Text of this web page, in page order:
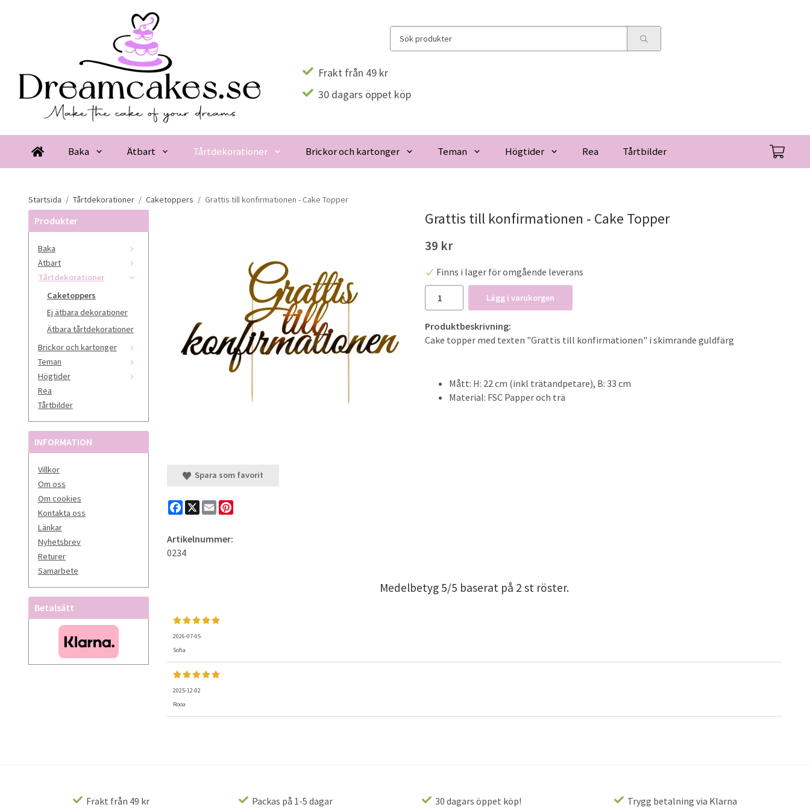
Frakt från 49 kr
30 dagars öppet köp
Baka Ätbart Tårtdekorationer Brickor och kartonger Teman Högtider Rea Tårtbilder
Startsida / Tårtdekorationer / Caketoppers / Grattis till konfirmationen - Cake Topper
Produkter
Baka
Ätbart
Tårtdekorationer
Caketoppers
Ej ätbara dekorationer
Ätbara tårtdekorationer
Brickor och kartonger
Teman
Högtider
Rea
Tårtbilder
INFORMATION
Villkor
Om oss
Om cookies
Kontakta oss
Länkar
Nyhetsbrev
Returer
Samarbete
Betalsätt
Grattis till konfirmationen - Cake Topper
39 kr
Finns i lager för omgående leverans
Lägg i varukorgen
Produktbeskrivning:
Cake topper med texten "Grattis till konfirmationen" i skimrande guldfärg
Mått: H: 22 cm (inkl trätandpetare), B: 33 cm
Material: FSC Papper och trä
Spara som favorit
Facebook
X Email
Artikelnummer:
0234
Medelbetyg 5/5 baserat på 2 st röster.
2026-07-05
Sofia
2025-12-02
Rooa
Frakt från 49 kr Packas på 1-5 dagar 30 dagars öppet köp! Trygg betalning via Klarna